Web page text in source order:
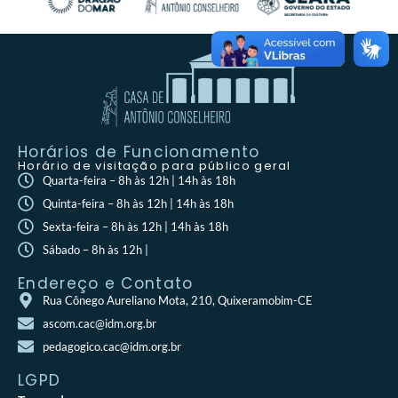
Horários de Funcionamento
Horário de visitação para público geral
Quarta-feira – 8h às 12h | 14h às 18h
Quinta-feira – 8h às 12h | 14h às 18h
Sexta-feira – 8h às 12h | 14h às 18h
Sábado – 8h às 12h |
Endereço e Contato
Rua Cônego Aureliano Mota, 210, Quixeramobim-CE
ascom.cac@idm.org.br
pedagogico.cac@idm.org.br
LGPD